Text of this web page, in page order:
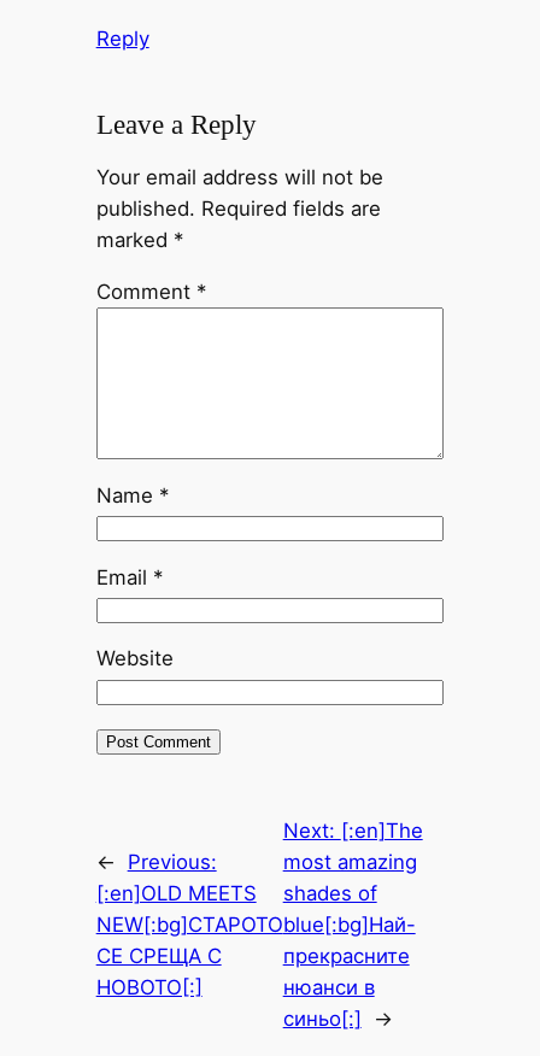
Reply
Leave a Reply
Your email address will not be
published. Required fields are
marked *
Comment *
Name *
Email *
Website
←
Previous:
[:en]OLD MEETS
NEW[:bg]СТАРОТО
СЕ СРЕЩА С
НОВОТО[:]
Next: [:en]The
most amazing
shades of
blue[:bg]Най-
прекрасните
нюанси в
синьо[:]
→